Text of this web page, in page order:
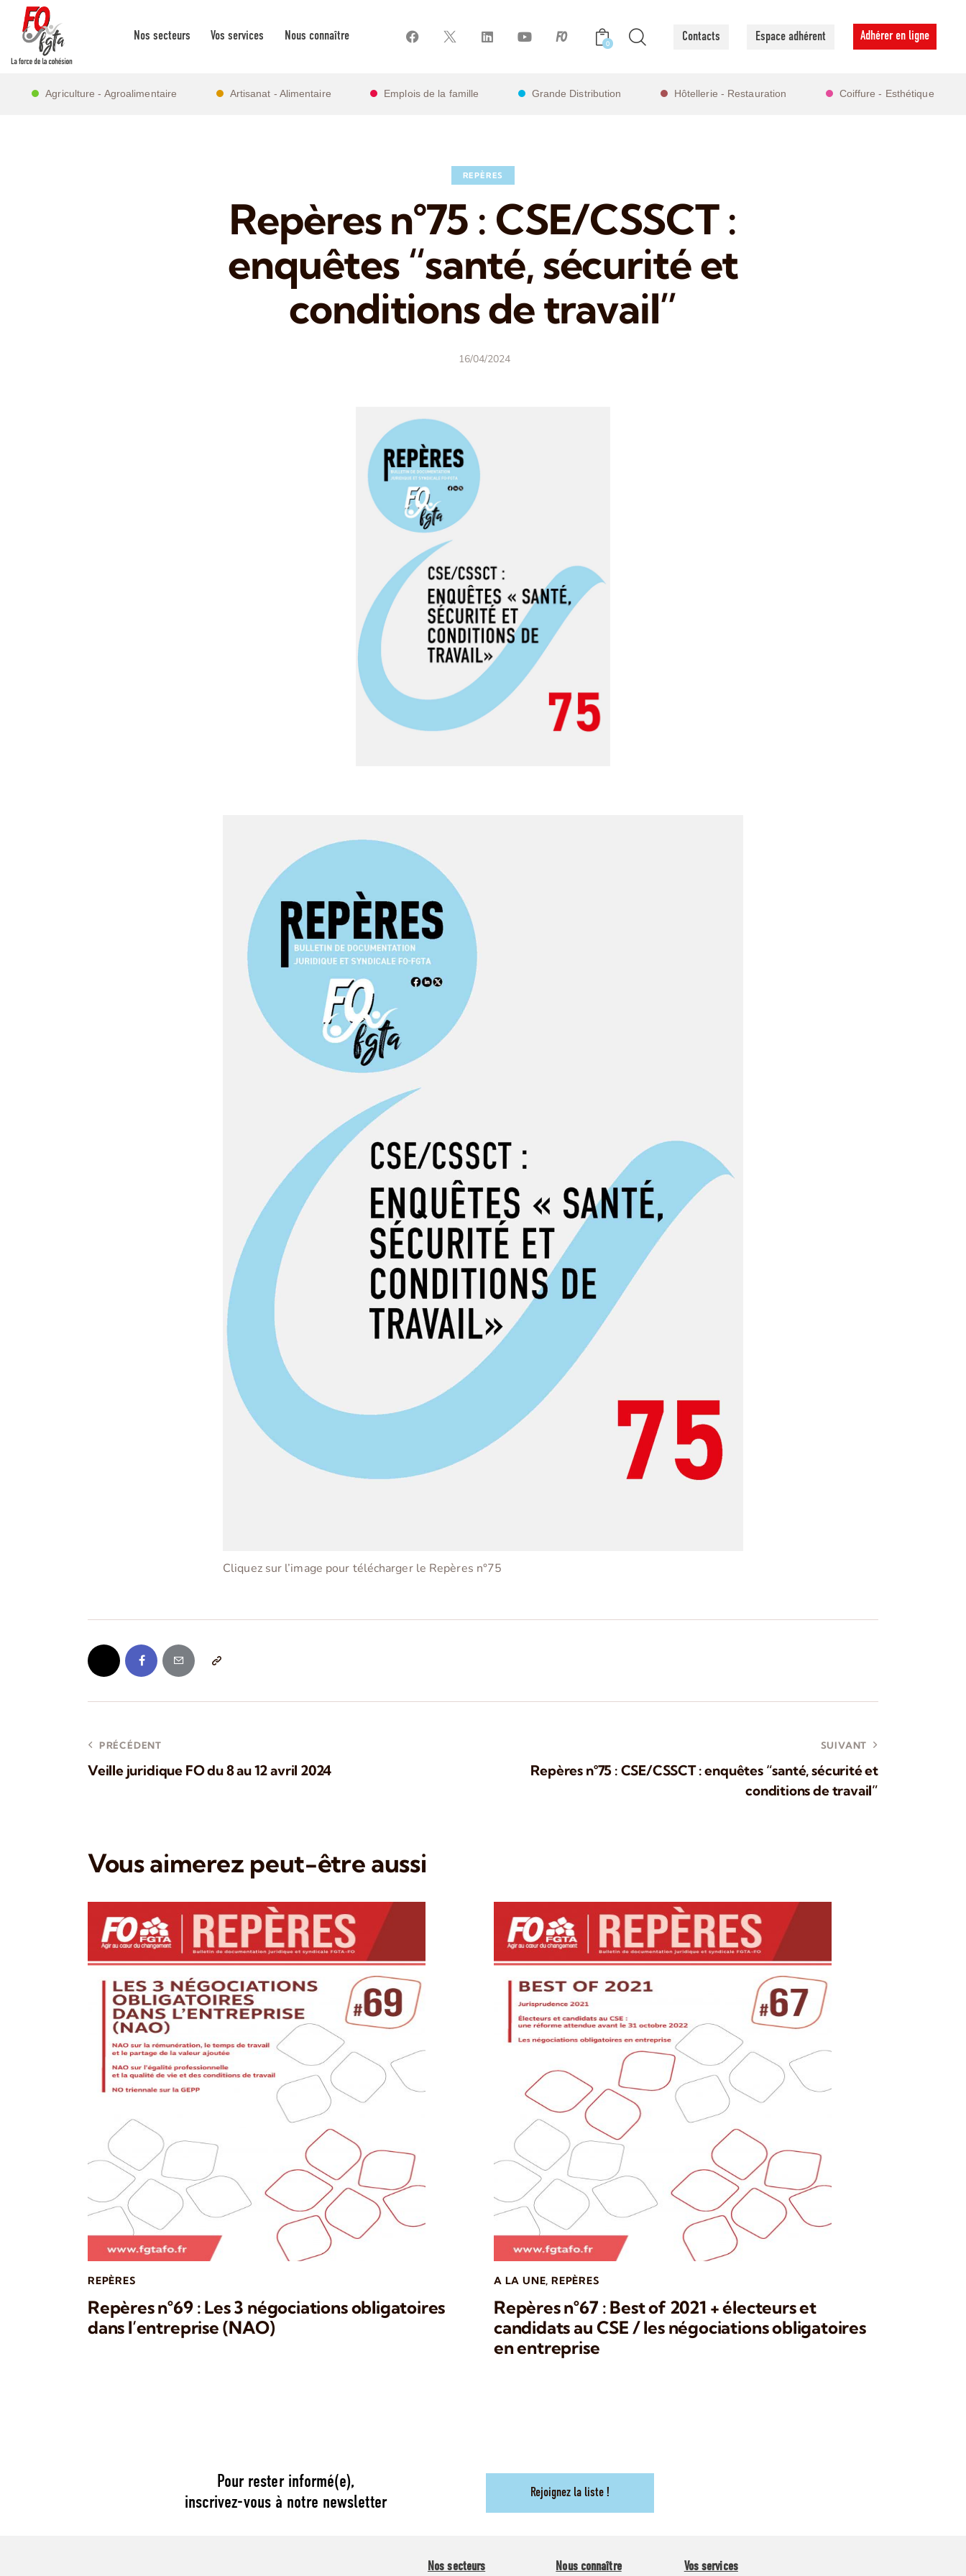
Nos secteurs Vos services Nous connaître
0 Contacts Espace adhérent Adhérer en ligne
Agriculture - Agroalimentaire Artisanat - Alimentaire Emplois de la famille Grande Distribution Hôtellerie - Restauration Coiffure - Esthétique
REPÈRES
Repères n°75 : CSE/CSSCT :
enquêtes “santé, sécurité et
conditions de travail”
16/04/2024
Cliquez sur l’image pour télécharger le Repères n°75
PRÉCÉDENT
Veille juridique FO du 8 au 12 avril 2024
SUIVANT
Repères n°75 : CSE/CSSCT : enquêtes “santé, sécurité et
conditions de travail”
Vous aimerez peut-être aussi
REPÈRES
Repères n°69 : Les 3 négociations obligatoires
dans l’entreprise (NAO)
A LA UNE,REPÈRES
Repères n°67 : Best of 2021 + électeurs et
candidats au CSE / les négociations obligatoires
en entreprise
Pour rester informé(e),
inscrivez-vous à notre newsletter
Rejoignez la liste !
Nos secteurs Nous connaître Vos services